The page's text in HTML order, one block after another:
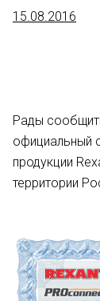
15.08.2016
Рады
официальный
продукции
территории